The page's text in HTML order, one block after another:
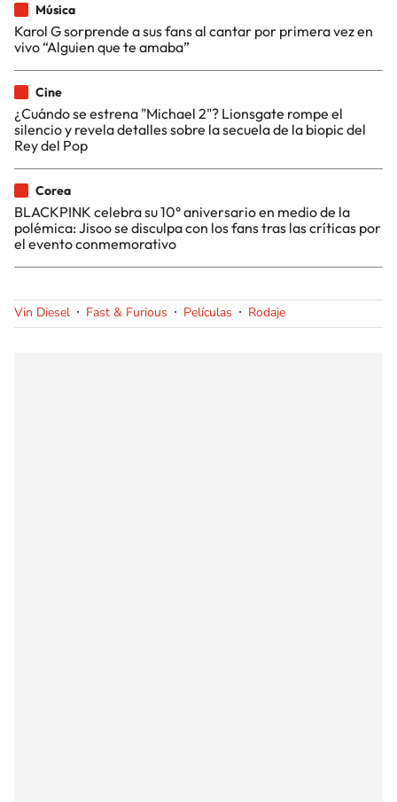
Música
Karol G sorprende a sus fans al cantar por primera vez en
vivo “Alguien que te amaba”
Cine
¿Cuándo se estrena "Michael 2"? Lionsgate rompe el
silencio y revela detalles sobre la secuela de la biopic del
Rey del Pop
Corea
BLACKPINK celebra su 10° aniversario en medio de la
polémica: Jisoo se disculpa con los fans tras las críticas por
el evento conmemorativo
Vin Diesel Fast & Furious Películas Rodaje